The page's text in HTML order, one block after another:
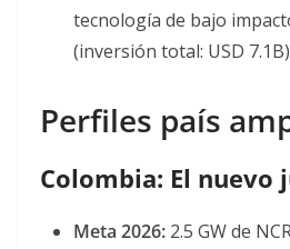
tecnología de bajo
(inversión total: USD
Perfiles país
Colombia: El nuevo
Meta 2026: 2.5 GW de